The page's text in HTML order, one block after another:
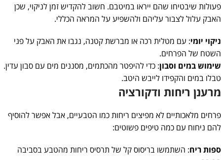
פעולות שיבטיחו שהם ייראו במיטבם. חשוב להקדיש זמן לניקוי, שכן
האבק עלול לצבור עליהם ולהשפיע על המראה הכללי.
ניקוי יומי: עם מטלית רכה או מברשת קטנה, נגבו את האבק על פני
השטח של הפרחים.
שימוש במים וסבון: כדי להיפטר מהכתמים, מסננים מים עם סבון עדין.
טבלו במים והקפידו לייבש היטב.
מרענן ריחות ודקורציה
פרחים מלאכותיים לא מפיצים ריחות כמו הטבעיים, אבל אפשר להוסיף
להם ניחוח עם כמה טיפים פשוטים:
ספות ריח: השתמשו בריסוס קל של תרסיס ריחות מהטבע בסביבה